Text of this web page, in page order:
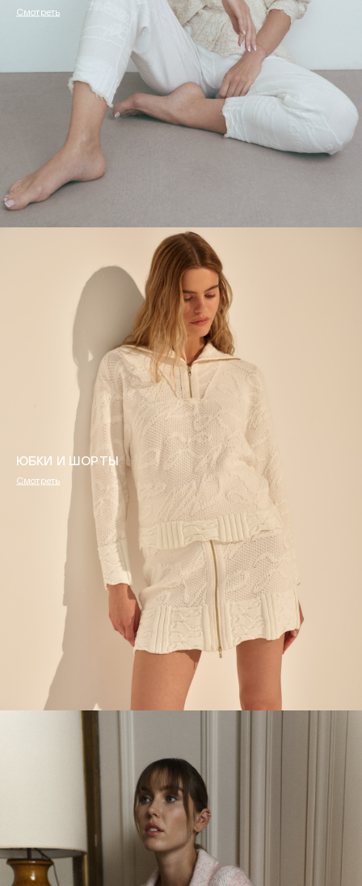
Смотреть
ЮБКИ И ШОРТЫ
Смотреть